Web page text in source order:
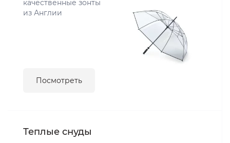
качественные зонты
из Англии
Посмотреть
Теплые снуды